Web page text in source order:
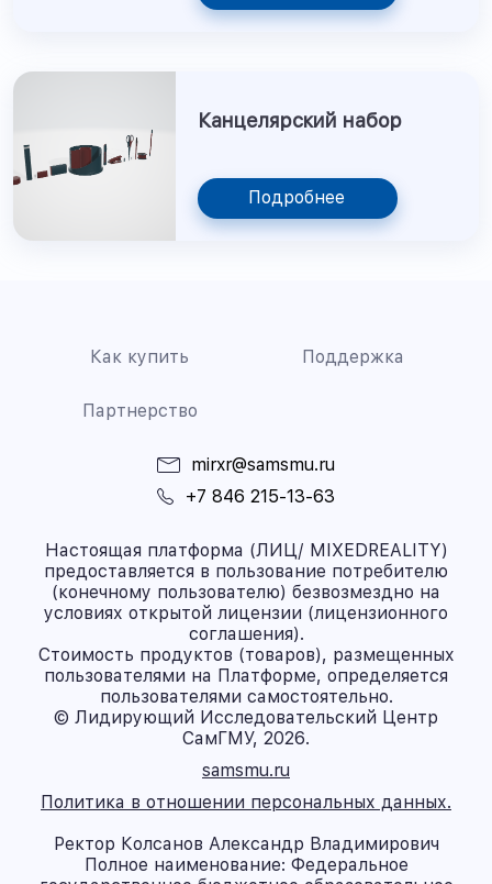
Канцелярский набор
Подробнее
Как купить Поддержка
Партнерство
mirxr@samsmu.ru
+7 846 215-13-63
Настоящая платформа (ЛИЦ/ MIXEDREALITY)
предоставляется в пользование потребителю
(конечному пользователю) безвозмездно на
условиях открытой лицензии (лицензионного
соглашения).
Стоимость продуктов (товаров), размещенных
пользователями на Платформе, определяется
пользователями самостоятельно.
© Лидирующий Исследовательский Центр
СамГМУ, 2026.
samsmu.ru
Политика в отношении персональных данных.
Ректор Колсанов Александр Владимирович
Полное наименование: Федеральное